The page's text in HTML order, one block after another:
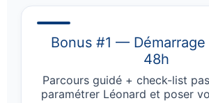
Bonus #1 — Démarrage
48h
Parcours guidé + check-list
paramétrer Léonard et poser